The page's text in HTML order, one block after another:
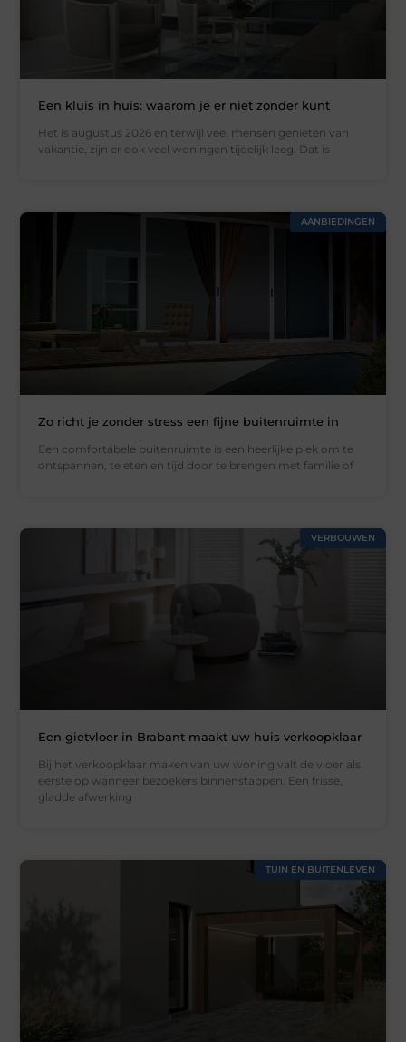
Een kluis in huis: waarom je er niet zonder kunt
Het is augustus 2026 en terwijl veel mensen genieten van
vakantie, zijn er ook veel woningen tijdelijk leeg. Dat is
AANBIEDINGEN
Zo richt je zonder stress een fijne buitenruimte in
Een comfortabele buitenruimte is een heerlijke plek om te
ontspannen, te eten en tijd door te brengen met familie of
VERBOUWEN
Een gietvloer in Brabant maakt uw huis verkoopklaar
Bij het verkoopklaar maken van uw woning valt de vloer als
eerste op wanneer bezoekers binnenstappen. Een frisse,
gladde afwerking
TUIN EN BUITENLEVEN